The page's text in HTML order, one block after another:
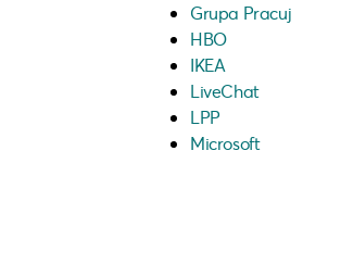
Grupa Pracuj
HBO
IKEA
LiveChat
LPP
Microsoft